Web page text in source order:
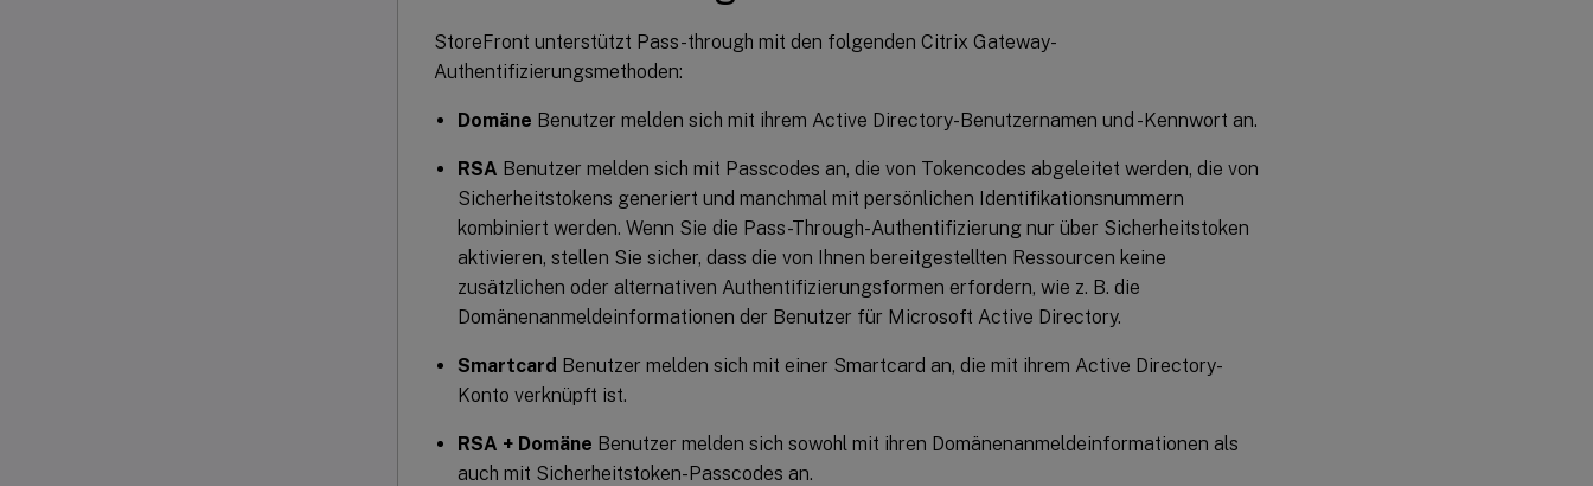
StoreFront unterstützt Pass-through mit den folgenden Citrix Gateway-
Authentifizierungsmethoden:
Domäne Benutzer melden sich mit ihrem Active Directory-Benutzernamen und -Kennwort an.
RSA Benutzer melden sich mit Passcodes an, die von Tokencodes abgeleitet werden, die von
Sicherheitstokens generiert und manchmal mit persönlichen Identifikationsnummern
kombiniert werden. Wenn Sie die Pass-Through-Authentifizierung nur über Sicherheitstoken
aktivieren, stellen Sie sicher, dass die von Ihnen bereitgestellten Ressourcen keine
zusätzlichen oder alternativen Authentifizierungsformen erfordern, wie z. B. die
Domänenanmeldeinformationen der Benutzer für Microsoft Active Directory.
Smartcard Benutzer melden sich mit einer Smartcard an, die mit ihrem Active Directory-
Konto verknüpft ist.
RSA + Domäne Benutzer melden sich sowohl mit ihren Domänenanmeldeinformationen als
auch mit Sicherheitstoken-Passcodes an.